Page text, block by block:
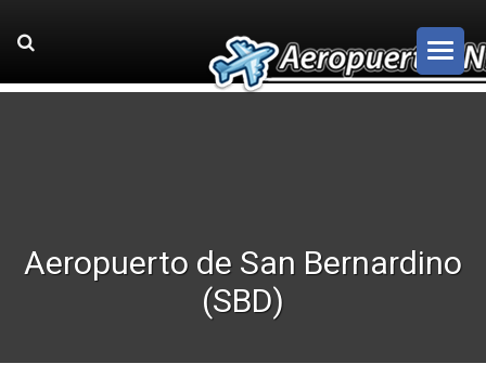
Aeropuerto de San Bernardino
(SBD)